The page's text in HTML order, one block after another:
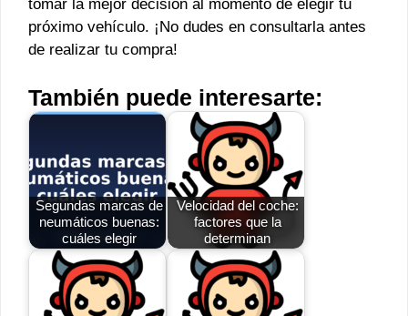
tomar la mejor decisión al momento de elegir tu
próximo vehículo. ¡No dudes en consultarla antes
de realizar tu compra!
También puede interesarte:
Segundas marcas de
neumáticos buenas:
cuáles elegir
Velocidad del coche:
factores que la
determinan